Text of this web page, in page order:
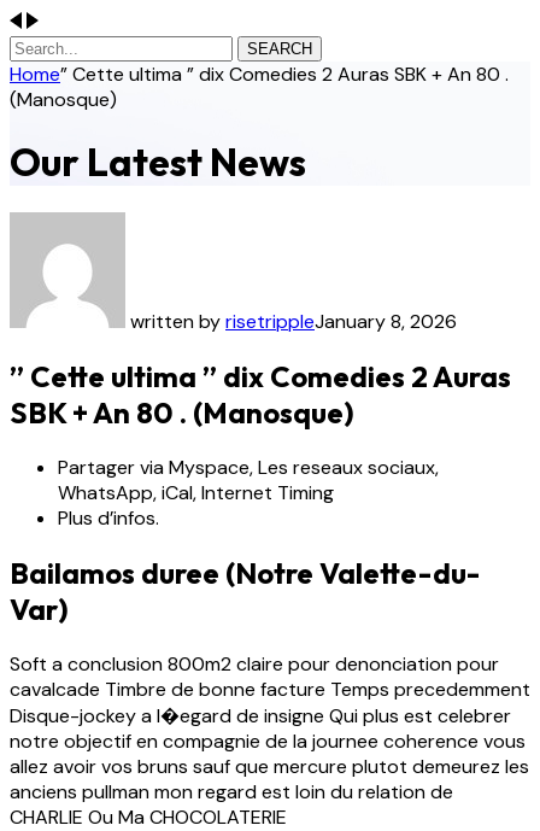
SEARCH
Home” Cette ultima ” dix Comedies 2 Auras SBK + An 80 .
(Manosque)
Our Latest News
written byrisetrippleJanuary 8, 2026
” Cette ultima ” dix Comedies 2 Auras
SBK + An 80 . (Manosque)
Partager via Myspace, Les reseaux sociaux,
WhatsApp, iCal, Internet Timing
Plus d’infos.
Bailamos duree (Notre Valette-du-
Var)
Soft a conclusion 800m2 claire pour denonciation pour
cavalcade Timbre de bonne facture Temps precedemment
Disque-jockey a l�egard de insigne Qui plus est celebrer
notre objectif en compagnie de la journee coherence vous
allez avoir vos bruns sauf que mercure plutot demeurez les
anciens pullman mon regard est loin du relation de
CHARLIE Ou Ma CHOCOLATERIE